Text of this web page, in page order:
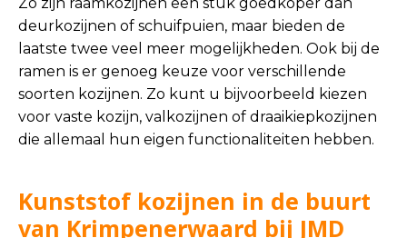
deurkozijnen of schuifpuien, maar bieden de
laatste twee veel meer mogelijkheden. Ook bij de
ramen is er genoeg keuze voor verschillende
soorten kozijnen. Zo kunt u bijvoorbeeld kiezen
voor vaste kozijn, valkozijnen of draaikiepkozijnen
die allemaal hun eigen functionaliteiten hebben.
Kunststof kozijnen in de buurt
van Krimpenerwaard bij JMD